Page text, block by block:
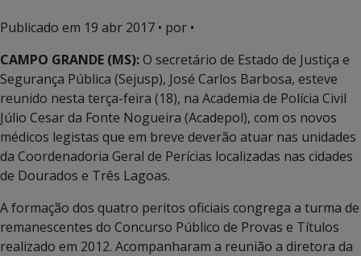
Publicado em 19 abr 2017 • por •
CAMPO GRANDE (MS):O secretário de Estado de Justiça e
Segurança Pública (Sejusp), José Carlos Barbosa, esteve
reunido nesta terça-feira (18), na Academia de Polícia Civil
Júlio Cesar da Fonte Nogueira (Acadepol), com os novos
médicos legistas que em breve deverão atuar nas unidades
da Coordenadoria Geral de Perícias localizadas nas cidades
de Dourados e Três Lagoas.
A formação dos quatro peritos oficiais congrega a turma de
remanescentes do Concurso Público de Provas e Títulos
realizado em 2012. Acompanharam a reunião a diretora da